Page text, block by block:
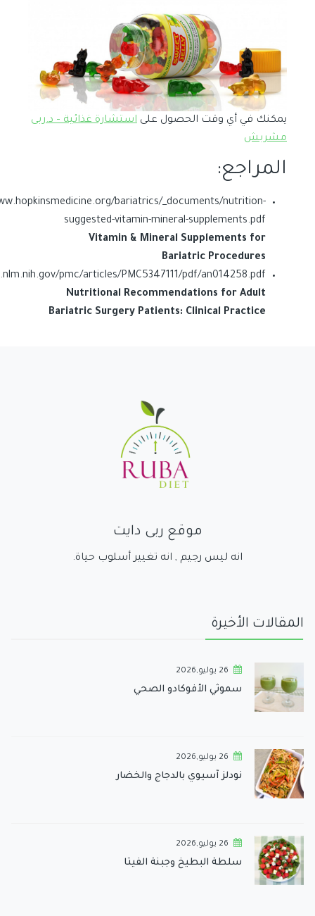
يمكنك في أي وقت الحصول على استشارة غذائية – د.ربى
مشربش
المراجع:
bariatrics/_documents/nutrition-
suggested-vitamin-mineral-supplements.pdf
Vitamin & Mineral Supplements for
Bariatric Procedures
pmc/articles/PMC5347111/pdf/an014258.pdf
Nutritional Recommendations for Adult
Bariatric Surgery Patients: Clinical Practice
موقع ربى دايت
انه ليس رجيم , انه تغيير أسلوب حياة.
المقالات الأخيرة
26 يوليو,2026
سموثي الأفوكادو الصحي
26 يوليو,2026
نودلز آسيوي بالدجاج والخضار
26 يوليو,2026
سلطة البطيخ وجبنة الفيتا